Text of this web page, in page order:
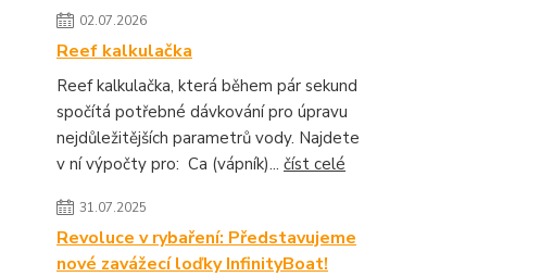
02.07.2026
Reef kalkulačka
Reef kalkulačka, která během pár sekund
spočítá potřebné dávkování pro úpravu
nejdůležitějších parametrů vody. Najdete
v ní výpočty pro: Ca (vápník)... číst celé
31.07.2025
Revoluce v rybaření: Představujeme
nové zavážecí loďky InfinityBoat!